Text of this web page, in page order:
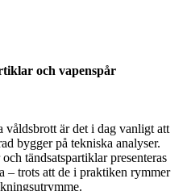
och vapenspår
är det i dag vanligt att
bygger på tekniska analyser.
tändsatspartiklar presenteras
– trots att de i praktiken rymmer